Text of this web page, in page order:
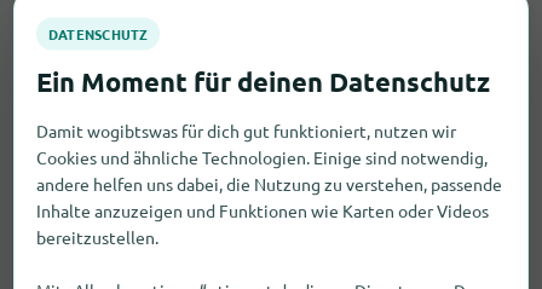
Onlineshops
Tech & Life Solutions
Großenhainer Straße 99, 01127 Dresden
Damit wogibtswas für dich gut funktioniert, nutzen wir
Cookies und ähnliche Technologien. Einige sind notwendig,
andere helfen uns dabei, die Nutzung zu verstehen, passende
Inhalte anzuzeigen und Funktionen wie Karten oder Videos
bereitzustellen.